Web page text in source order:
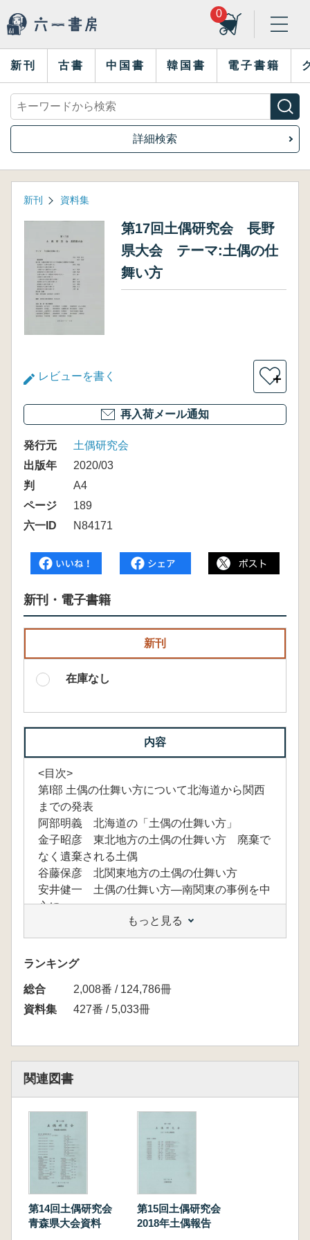
0
新刊 古書 中国書 韓国書 電子書籍
詳細検索
新刊 資料集
第17回土偶研究会 長野
県大会 テーマ:土偶の仕
舞い方
レビューを書く ＋
再入荷メール通知
発行元
土偶研究会
出版年
2020/03
判
A4
ページ
189
六一ID
N84171
新刊・電子書籍
新刊
在庫なし
内容
<目次>
第I部 土偶の仕舞い方について北海道から関西
までの発表
阿部明義 北海道の「土偶の仕舞い方」
金子昭彦 東北地方の土偶の仕舞い方 廃棄で
なく遺棄される土偶
谷藤保彦 北関東地方の土偶の仕舞い方
安井健一 土偶の仕舞い方―南関東の事例を中
心に―
櫛原功一 山梨県の土偶の仕舞い方 土偶の出
土状況に関する考察
綿田弘美 長野県における土偶の仕舞い方
石川智美 新鴻県の土偶の仕舞い方
伊藤正人 東海地方の土偶の仕舞い方
大野 薫 関西地方の土偶の仕舞い方
もっと見る
ランキング
総合
2,008番 / 124,786冊
資料集
427番 / 5,033冊
関連図書
第14回土偶研究会
青森県大会資料
第15回土偶研究会
2018年土偶報告